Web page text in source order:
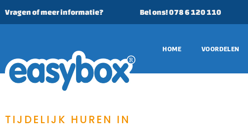
Vragen of meer informatie? Bel ons! 078 6 120 110
HOME VOORDELEN
TIJDELIJK HUREN IN